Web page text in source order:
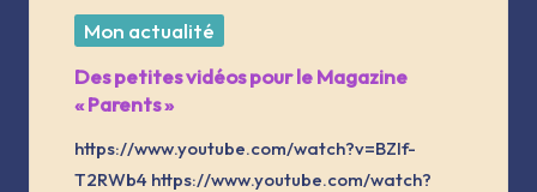
Posted
in
Mon actualité
Des petites vidéos pour le Magazine
« Parents »
https://www.youtube.com/watch?v=BZIf-
T2RWb4 https://www.youtube.com/watch?